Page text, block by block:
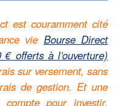
est couramment cité
vie Bourse Direct
€ offerts à l’ouverture)
sur versement, sans
de gestion. Et une
pour investir,